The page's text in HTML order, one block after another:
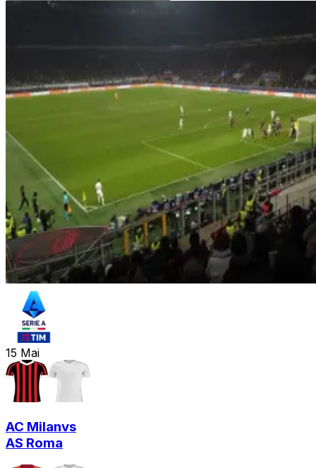
15 Mai
AC Milanvs
AS Roma